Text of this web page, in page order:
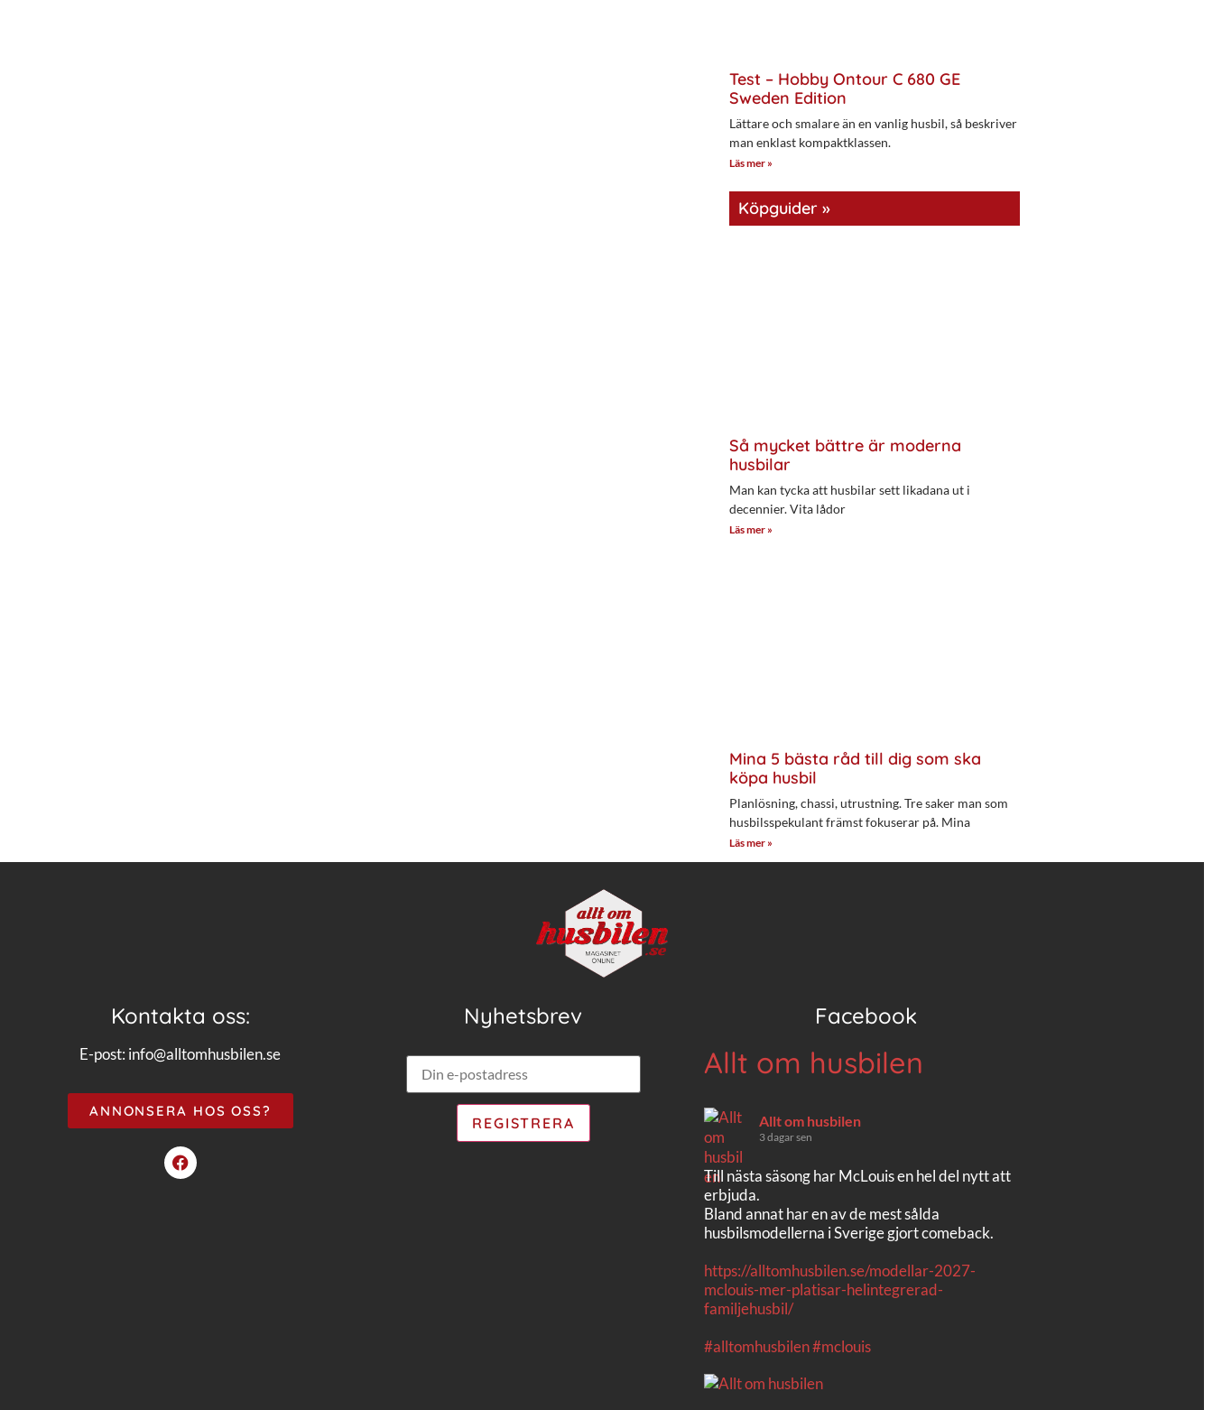
Test – Hobby Ontour C 680 GE
Sweden Edition
Lättare och smalare än en vanlig husbil, så beskriver
man enklast kompaktklassen.
Läs mer »
Köpguider »
Så mycket bättre är moderna
husbilar
Man kan tycka att husbilar sett likadana ut i
decennier. Vita lådor
Läs mer »
Mina 5 bästa råd till dig som ska
köpa husbil
Planlösning, chassi, utrustning. Tre saker man som
husbilsspekulant främst fokuserar på. Mina
Läs mer »
Kontakta oss:
E-post: info@alltomhusbilen.se
ANNONSERA HOS OSS?
Nyhetsbrev Facebook
Allt om husbilen
Allt om husbilen
3 dagar sen
Till nästa säsong har McLouis en hel del nytt att
erbjuda.
Bland annat har en av de mest sålda
husbilsmodellerna i Sverige gjort comeback.
https://alltomhusbilen.se/modellar-2027-
mclouis-mer-platisar-helintegrerad-
familjehusbil/
#alltomhusbilen#mclouis